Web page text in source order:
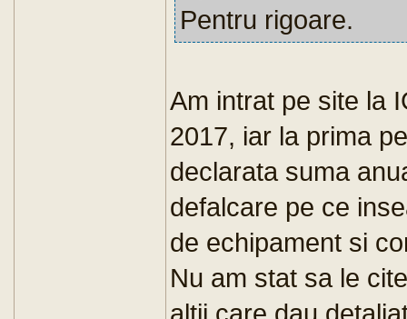
Pentru rigoare.
Am intrat pe site la
2017, iar la prima
declarata suma
defalcare pe ce
de echipament si
Nu am stat sa le